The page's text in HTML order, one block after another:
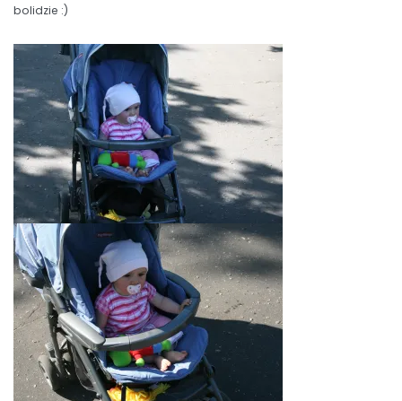
bolidzie :)